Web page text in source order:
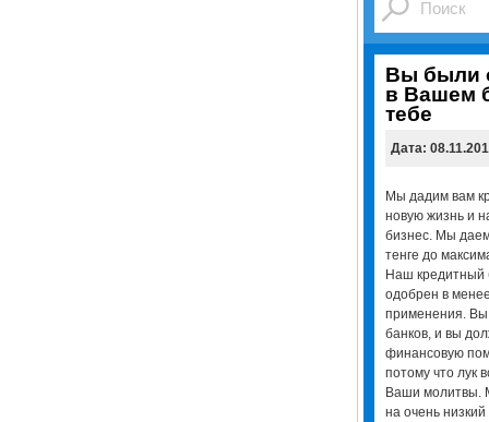
Вы были
в Вашем
тебе
Дата:
Мы дадим вам
новую жизнь и
бизнес. Мы
тенге до
Наш кредитный
одобрен в
применения.
банков, и вы
финансовую
потому что лук
Ваши молитвы.
на очень